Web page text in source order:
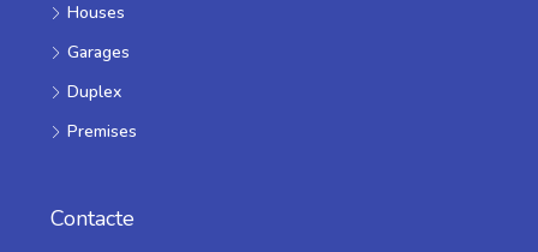
Houses
Garages
Duplex
Premises
Contacte